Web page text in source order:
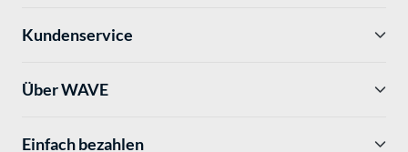
Kundenservice
Über WAVE
Einfach bezahlen